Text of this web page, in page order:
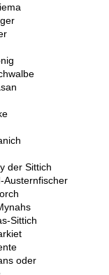
der Sittich
Austernfischer
Sittich
oder